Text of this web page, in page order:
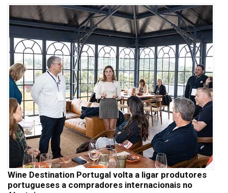
Wine Destination Portugal volta a ligar produtores
portugueses a compradores internacionais no